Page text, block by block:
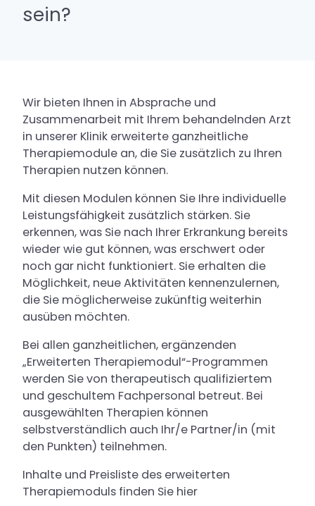
Medizin und Psychotherapie
Wahlleistungen für Privatpatienten
& Selbstzahler
Über uns
Kontakt & Anfahrt
Karriere
sein?
Wir bieten Ihnen in Absprache und
Zusammenarbeit mit Ihrem behandelnden Arzt
in unserer Klinik erweiterte ganzheitliche
Therapiemodule an, die Sie zusätzlich zu Ihren
Therapien nutzen können.
Mit diesen Modulen können Sie Ihre individuelle
Leistungsfähigkeit zusätzlich stärken. Sie
erkennen, was Sie nach Ihrer Erkrankung bereits
wieder wie gut können, was erschwert oder
noch gar nicht funktioniert. Sie erhalten die
Möglichkeit, neue Aktivitäten kennenzulernen,
die Sie möglicherweise zukünftig weiterhin
ausüben möchten.
Bei allen ganzheitlichen, ergänzenden
„Erweiterten Therapiemodul“-Programmen
werden Sie von therapeutisch qualifiziertem
und geschultem Fachpersonal betreut. Bei
ausgewählten Therapien können
selbstverständlich auch Ihr/e Partner/in (mit
den Punkten) teilnehmen.
Inhalte und Preisliste des erweiterten
Therapiemoduls finden Sie hier